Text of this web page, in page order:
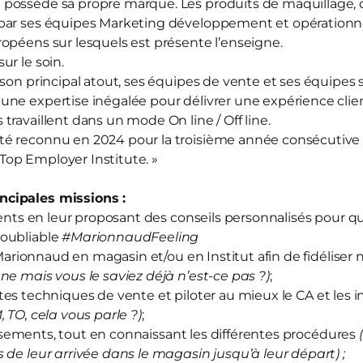
possède sa propre marque. Les produits de maquillage,
ses équipes Marketing développement et
sur lesquels est présente l’enseigne.
le soin.
son principal atout, ses équipes de vente et ses
expertise inégalée pour délivrer une expérience
travaillent dans un mode On line / Off line.
reconnu en 2024 pour la troisième année consécutive
Employer Institute. »
missions :
en leur proposant des conseils personnalisés pour
#MarionnaudFeeling
en magasin et/ou en Institut afin de fidéliser
mais vous le saviez déjà n’est-ce pas ?);
techniques de vente et piloter au mieux le CA et les
TO, cela vous parle ?);
tout en connaissant les différentes procédures
leur arrivée dans le magasin jusqu’à leur départ) ;